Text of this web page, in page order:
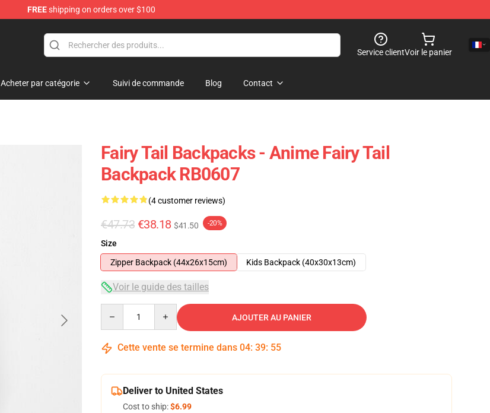
FREEshipping on orders over $100
Service clientVoir le panier
Acheter par catégorie Suivi de commande Blog Contact
Fairy Tail Backpacks - Anime Fairy Tail
Backpack RB0607
(4 customer reviews)
€47.73 €38.18 $41.50 -20%
Size
Zipper Backpack (44x26x15cm)
Kids Backpack (40x30x13cm)
Voir le guide des tailles
AJOUTER AU PANIER
Cette vente se termine dans 04: 39: 54
Deliver to United States
Cost to ship:$6.99